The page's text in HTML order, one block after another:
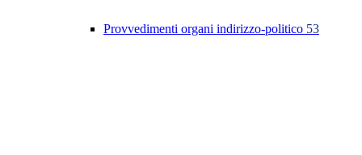
Provvedimenti organi indirizzo-politico 53